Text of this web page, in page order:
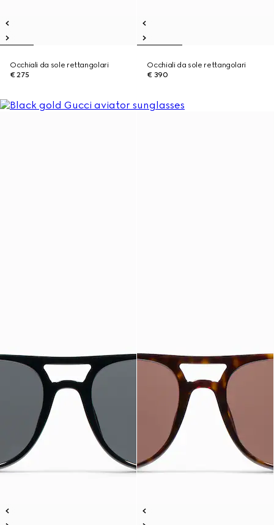
Occhiali da sole rettangolari
€ 275
Occhiali da sole rettangolari
€ 390